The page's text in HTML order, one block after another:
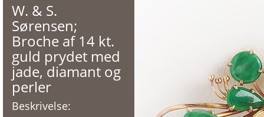
W. & S.
Sørensen;
Broche af 14 kt.
guld prydet med
jade, diamant og
perler
Beskrivelse: